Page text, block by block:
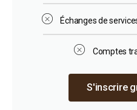
Échanges de
Comptes
S'inscrire